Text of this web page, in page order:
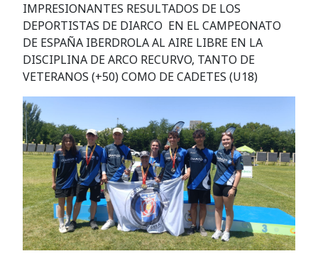
IMPRESIONANTES RESULTADOS DE LOS
DEPORTISTAS DE DIARCO EN EL CAMPEONATO
DE ESPAÑA IBERDROLA AL AIRE LIBRE EN LA
DISCIPLINA DE ARCO RECURVO, TANTO DE
VETERANOS (+50) COMO DE CADETES (U18)